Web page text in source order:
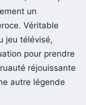
un
Véritable
jeu télévisé,
pour prendre
réjouissante
autre légende